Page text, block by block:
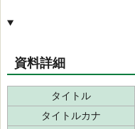
資料詳細
タイトル
タイトルカナ